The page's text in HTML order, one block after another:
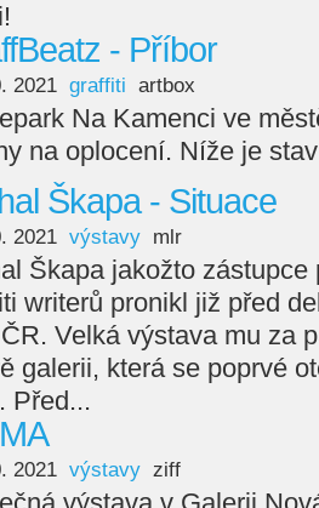
- Příbor
2021 graffiti artbox
Na Kamenci ve
na oplocení. Níže je
Škapa - Situace
2021 výstavy mlr
Škapa jakožto
writerů pronikl již před
Velká výstava mu za
galerii, která se poprvé
Před...
2021 výstavy ziff